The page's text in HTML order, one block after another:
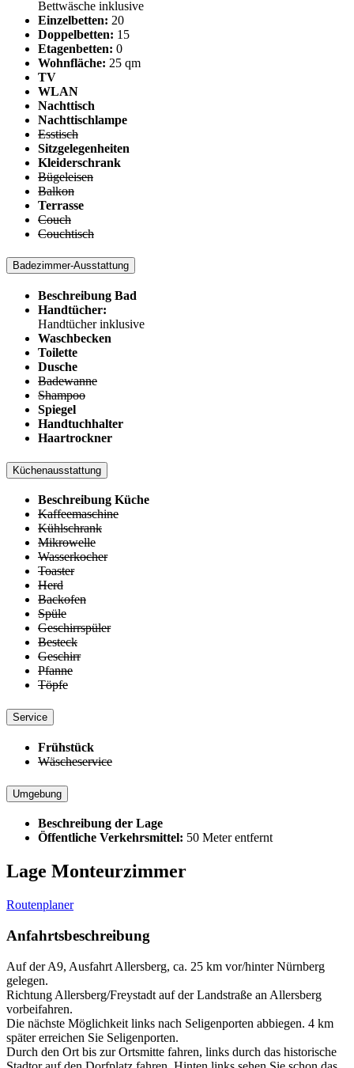
Bettwäsche inklusive
Einzelbetten: 20
Doppelbetten: 15
Etagenbetten: 0
Wohnfläche: 25 qm
TV
WLAN
Nachttisch
Nachttischlampe
Esstisch
Sitzgelegenheiten
Kleiderschrank
Bügeleisen
Balkon
Terrasse
Couch
Couchtisch
Badezimmer-Ausstattung
Beschreibung Bad
Handtücher:
Handtücher inklusive
Waschbecken
Toilette
Dusche
Badewanne
Shampoo
Spiegel
Handtuchhalter
Haartrockner
Küchenausstattung
Beschreibung Küche
Kaffeemaschine
Kühlschrank
Mikrowelle
Wasserkocher
Toaster
Herd
Backofen
Spüle
Geschirrspüler
Besteck
Geschirr
Pfanne
Töpfe
Service
Frühstück
Wäscheservice
Umgebung
Beschreibung der Lage
Öffentliche Verkehrsmittel: 50 Meter entfernt
Lage Monteurzimmer
Routenplaner
Anfahrtsbeschreibung
Auf der A9, Ausfahrt Allersberg, ca. 25 km vor/hinter Nürnberg
gelegen.
Richtung Allersberg/Freystadt auf der Landstraße an Allersberg
vorbeifahren.
Die nächste Möglichkeit links nach Seligenporten abbiegen. 4 km
später erreichen Sie Seligenporten.
Durch den Ort bis zur Ortsmitte fahren, links durch das historische